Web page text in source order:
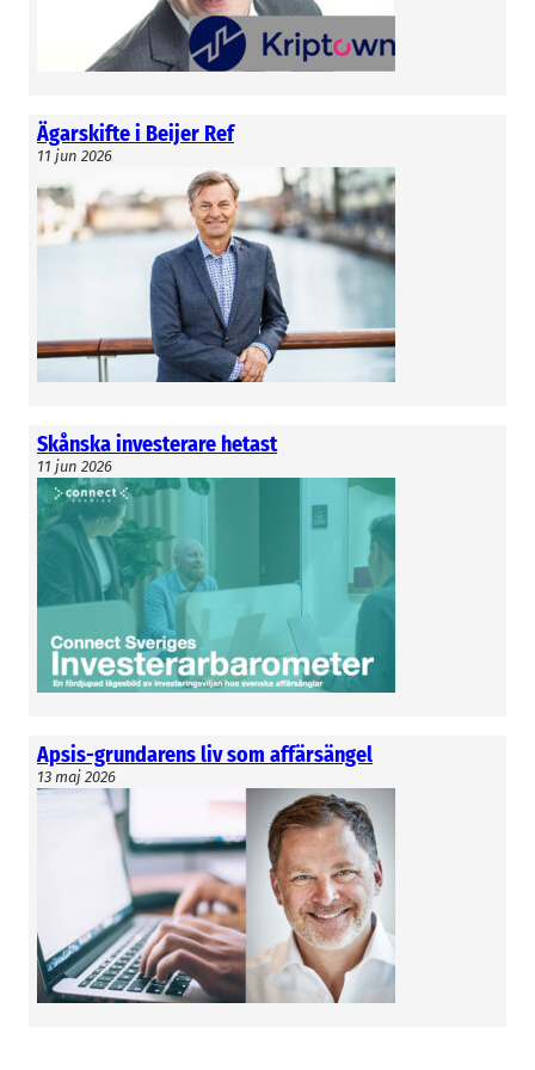
Cleantech, säger Ljubo Mrnjavac.
Hittills har Rosengård Invest satsat runt 40
Joel Lyth
Ägarskifte i Beijer Ref
11 jun 2026
Skånska investerare hetast
11 jun 2026
Apsis-grundarens liv som affärsängel
13 maj 2026